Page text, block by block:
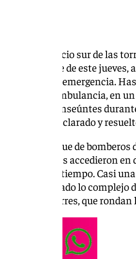
del edificio sur de las
en la noche de este
servicios de emergencia.
y una ambulancia, en
vecinos y transeúntes
todo estaba aclarado y
con el parque de
camiones accedieron
para ganar tiempo. Casi
despliegue, dado lo
caso de las torres, que